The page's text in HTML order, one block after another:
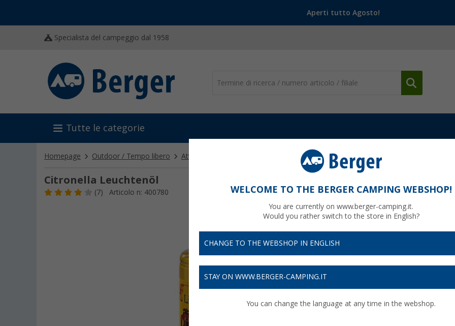
Aperti tutto Agosto!
Specialista del campeggio dal 1958
Tutte le categorie
Homepage Outdoor / Tempo libero Attrezzatura da outdoor Antizanzare Citronella Leuchtenöl
Citronella Leuchtenöl
(7) Articolo n: 400780
6,
WELCOME TO THE BERGER CAMPING WEBSHOP!
You are currently on www.berger-camping.it.
Would you rather switch to the store in English?
CHANGE TO THE WEBSHOP IN ENGLISH
STAY ON WWW.BERGER-CAMPING.IT
You can change the language at any time in the webshop.